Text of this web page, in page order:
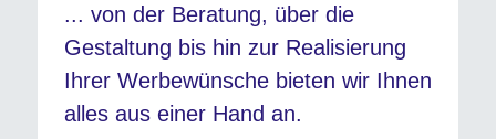
... von der Beratung, über die
Gestaltung bis hin zur Realisierung
Ihrer Werbewünsche bieten wir Ihnen
alles aus einer Hand an.